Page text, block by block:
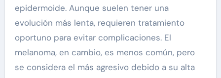
epidermoide. Aunque suelen tener una
evolución más lenta, requieren tratamiento
oportuno para evitar complicaciones. El
melanoma, en cambio, es menos común, pero
se considera el más agresivo debido a su alta